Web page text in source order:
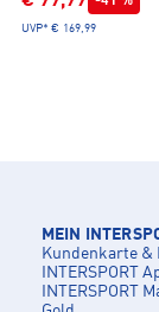
UVP* € 169,99
MEIN
Kundenkarte &
INTERSPORT
INTERSPORT